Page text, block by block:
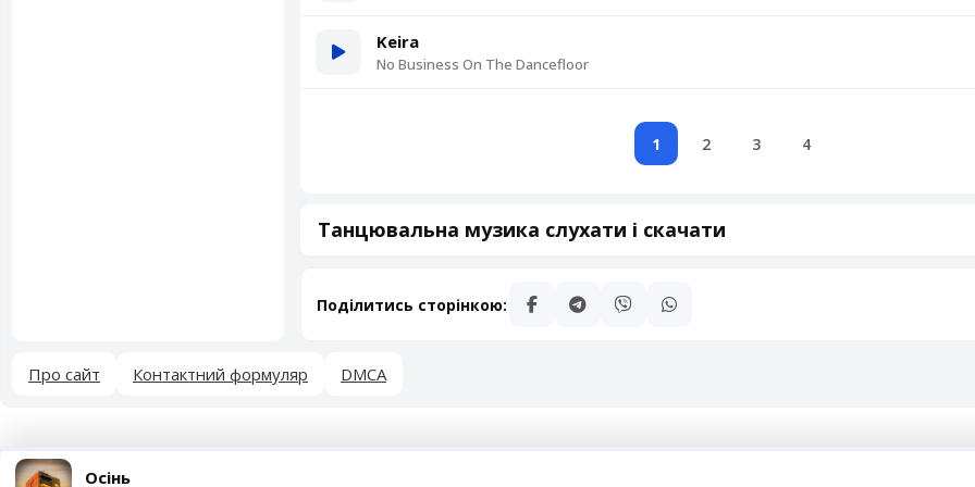
Keira
No Business On The Dancefloor
1 2 3 4
Танцювальна музика слухати і скачати
Поділитись сторінкою:
Про сайт Контактний формуляр DMCA
Осінь